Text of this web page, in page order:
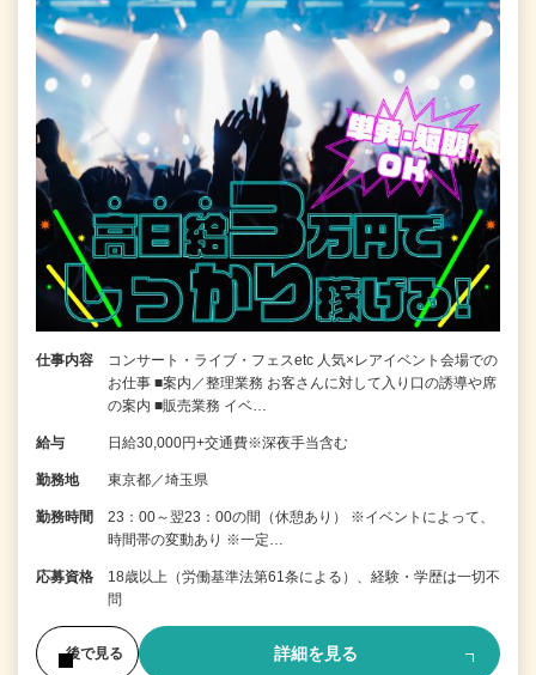
仕事内容
コンサート・ライブ・フェスetc 人気×レアイベント会場での
お仕事 ■案内／整理業務 お客さんに対して入り口の誘導や席
の案内 ■販売業務 イベ…
給与 日給30,000円+交通費※深夜手当含む
勤務地 東京都／埼玉県
勤務時間
23：00～翌23：00の間（休憩あり） ※イベントによって、
時間帯の変動あり ※一定…
応募資格
18歳以上（労働基準法第61条による）、経験・学歴は一切不
問
後で見る 詳細を見る